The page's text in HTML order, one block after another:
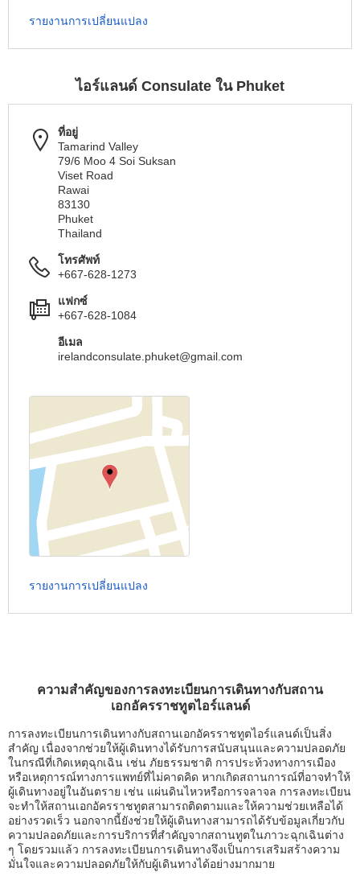
ความสำคัญของการลงทะเบียนการเดินทางกับสถาน
เอกอัครราชทูตไอร์แลนด์
การลงทะเบียนการเดินทางกับสถานเอกอัครราชทูตไอร์แลนด์เป็นสิ่ง
สำคัญ เนื่องจากช่วยให้ผู้เดินทางได้รับการสนับสนุนและความปลอดภัย
ในกรณีที่เกิดเหตุฉุกเฉิน เช่น ภัยธรรมชาติ การประท้วงทางการเมือง
หรือเหตุการณ์ทางการแพทย์ที่ไม่คาดคิด หากเกิดสถานการณ์ที่อาจทำให้
ผู้เดินทางอยู่ในอันตราย เช่น แผ่นดินไหวหรือการจลาจล การลงทะเบียน
จะทำให้สถานเอกอัครราชทูตสามารถติดตามและให้ความช่วยเหลือได้
อย่างรวดเร็ว นอกจากนี้ยังช่วยให้ผู้เดินทางสามารถได้รับข้อมูลเกี่ยวกับ
ความปลอดภัยและการบริการที่สำคัญจากสถานทูตในภาวะฉุกเฉินต่าง
ๆ โดยรวมแล้ว การลงทะเบียนการเดินทางจึงเป็นการเสริมสร้างความ
มั่นใจและความปลอดภัยให้กับผู้เดินทางได้อย่างมากมาย
รายงานการเปลี่ยนแปลง
ไอร์แลนด์ Consulate ใน Phuket
ที่อยู่
Tamarind Valley
79/6 Moo 4 Soi Suksan
Viset Road
Rawai
83130
Phuket
Thailand
โทรศัพท์
+667-628-1273
แฟกซ์
+667-628-1084
อีเมล
irelandconsulate.phuket@gmail.com
รายงานการเปลี่ยนแปลง